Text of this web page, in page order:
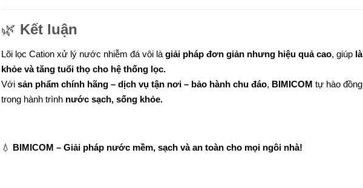
🌿 Kết luận
Lõi lọc Cation xử lý nước nhiễm đá vôi là giải pháp đơn giản nhưng hiệu quả cao, giúp
khỏe và tăng tuổi thọ cho hệ thống lọc.
Với sản phẩm chính hãng – dịch vụ tận nơi – bảo hành chu đáo, BIMICOM tự hào
trong hành trình nước sạch, sống khỏe.
💧 BIMICOM – Giải pháp nước mềm, sạch và an toàn cho mọi ngôi nhà!